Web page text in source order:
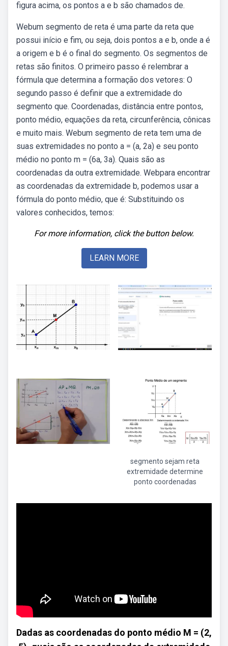
figura acima, os pontos a e b são chamados de.
Webum segmento de reta é uma parte da reta que
possui início e fim, ou seja, dois pontos a e b, onde a é
a origem e b é o final do segmento. Os segmentos de
retas são finitos. O primeiro passo é relembrar a
fórmula que determina a formação dos vetores: O
segundo passo é definir que a extremidade do
segmento que. Coordenadas, distância entre pontos,
ponto médio, equações da reta, circunferência, cônicas
e muito mais. Webum segmento de reta tem uma de
suas extremidades no ponto a = (a, 2a) e seu ponto
médio no ponto m = (6a, 3a). Quais são as
coordenadas da outra extremidade. Webpara encontrar
as coordenadas da extremidade b, podemos usar a
fórmula do ponto médio, que é: Substituindo os
valores conhecidos, temos:
For more information, click the button below.
LEARN MORE
segmento sejam reta
extremidade determine
ponto coordenadas
Dadas as coordenadas do ponto médio M = (2,